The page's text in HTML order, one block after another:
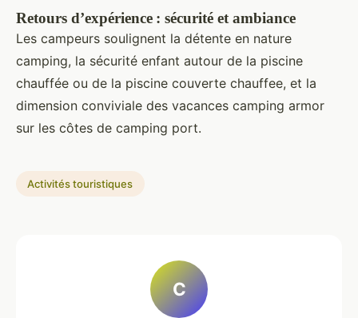
Retours d’expérience : sécurité et ambiance
Les campeurs soulignent la détente en nature
camping, la sécurité enfant autour de la piscine
chauffée ou de la piscine couverte chauffee, et la
dimension conviviale des vacances camping armor
sur les côtes de camping port.
Activités touristiques
C